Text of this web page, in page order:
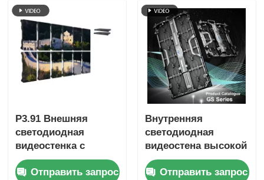
P3.91 Внешняя
светодиодная
видеостенка с
частотой
обновления 7680 Гц,
Отправить запрос
Внутренняя
светодиодная
видеостена высокой
четкости P2.9 с
шагом пикселя 2,9
Отправить запрос